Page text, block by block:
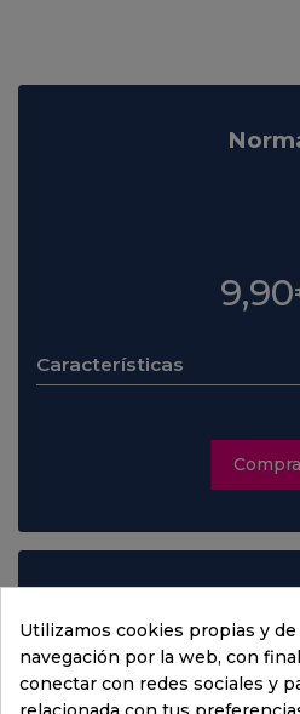
Características
.
Utilizamos cookies propias y
navegación por la web, con
conectar con redes sociales y